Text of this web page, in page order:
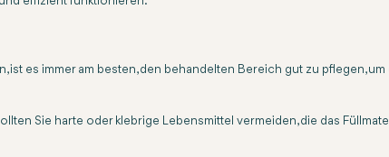
es immer am besten, den behandelten Bereich gut zu pflegen,
Sie harte oder klebrige Lebensmittel vermeiden, die das